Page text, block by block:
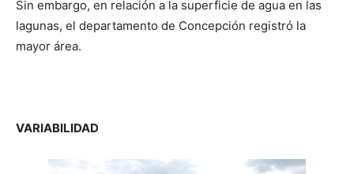
Sin embargo, en relación a la superficie de agua en las
lagunas, el departamento de Concepción registró la
mayor área.
VARIABILIDAD